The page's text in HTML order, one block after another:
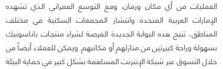
العمليات من أي مكان وزمان. ومع التوسع العمراني الذي تشهده
الإمارات العربية المتحدة وانتشار المجمعات السكنية في مختلف
المناطق، تتيح هذه البوابة الجديدة الفرصة لشراء منتجات باناسونيك
بسهولة وراحة كبيرتين من منازلهم أو مكاتبهم. ويمكن للعملاء أيضاً من
خلال التسوق عبر شبكة الإنترنت المساهمة بشكل كبير في حماية البيئة